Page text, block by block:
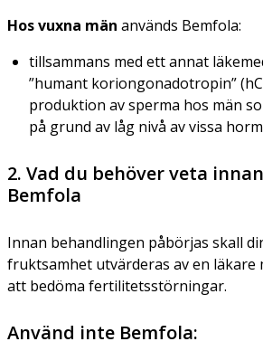
Hos vuxna män används Bemfola:
tillsammans med ett annat
”humant koriongonadotropin”
produktion av sperma hos män
på grund av låg nivå av vissa
2. Vad du behöver veta
Bemfola
Innan behandlingen påbörjas skall
fruktsamhet utvärderas av en läkare
att bedöma fertilitetsstörningar.
Använd inte Bemfola: